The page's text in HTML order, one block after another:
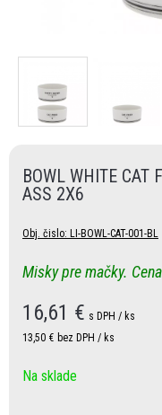
BOWL WHITE CAT
ASS 2X6
Obj. čislo: LI-BOWL-CAT-001-BL
Misky pre mačky.
16,61 € s DPH / ks
13,50 € bez DPH / ks
Na sklade